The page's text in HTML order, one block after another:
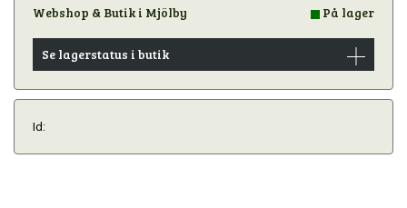
Webshop & Butik i Mjölby På lager
Se lagerstatus i butik
Id: